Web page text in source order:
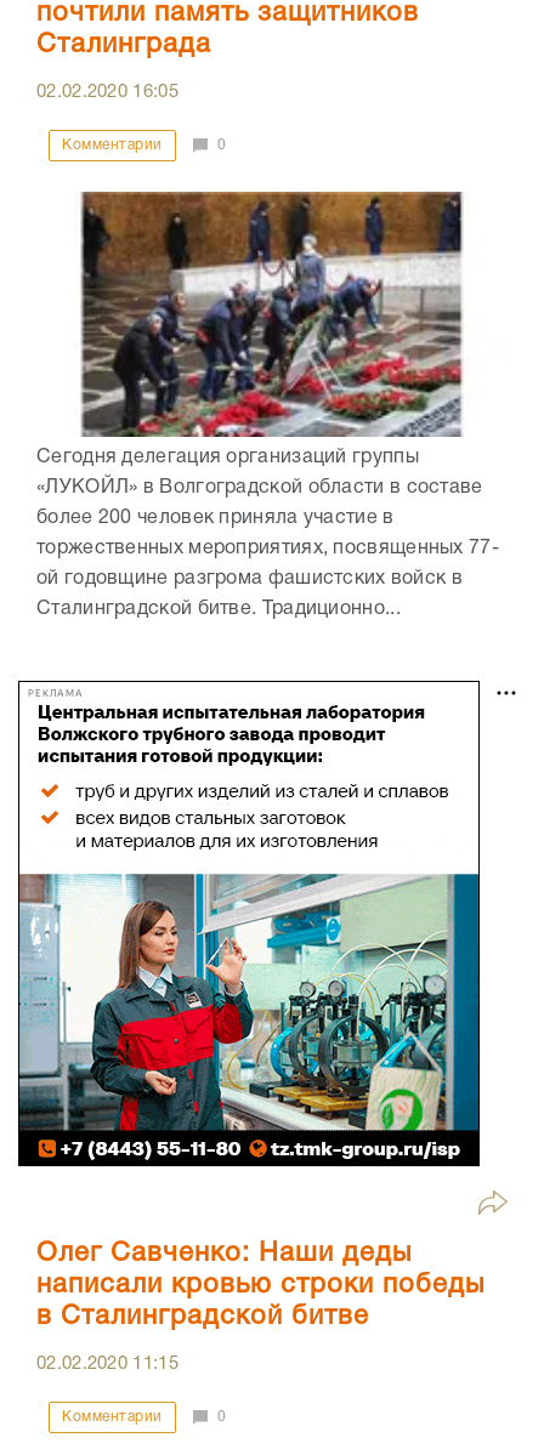
почтили память защитников
Сталинграда
02.02.2020 16:05
Комментарии 0
Сегодня делегация организаций группы
«ЛУКОЙЛ» в Волгоградской области в составе
более 200 человек приняла участие в
торжественных мероприятиях, посвященных 77-
ой годовщине разгрома фашистских войск в
Сталинградской битве. Традиционно...
РЕКЛАМА
Олег Савченко: Наши деды
написали кровью строки победы
в Сталинградской битве
02.02.2020 11:15
Комментарии 0